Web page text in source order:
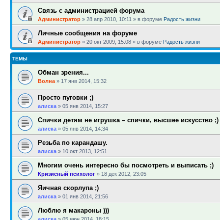
Связь с администрацией форума
Администратор » 28 апр 2010, 10:11 » в форуме Радость жизни
Личные сообщения на форуме
Администратор » 20 окт 2009, 15:08 » в форуме Радость жизни
ТЕМЫ
Обман зрения...
Волна » 17 янв 2014, 15:32
Просто пуговки ;)
алиска » 05 янв 2014, 15:27
Спички детям не игрушка – спички, высшее искусство ;)
алиска » 05 янв 2014, 14:34
Резьба по карандашу.
алиска » 10 окт 2013, 12:51
Многим очень интересно бы посмотреть и выписать ;)
Кризисный психолог » 18 дек 2012, 23:05
Яичная скорлупа ;)
алиска » 01 янв 2014, 21:56
Люблю я макароны )))